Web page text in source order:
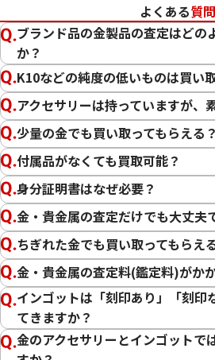
22金（K22）
21.6金（K21.6）
20金（K20）
18金（K18）
14金（K14）
12金（K12）
10金（K10）
金
プラチナ
よくある質問
ブランド品の金製品の査定はどの
か？
K10などの純度の低いものは買い
アクセサリーは持っていますが、
少量の金でも買い取ってもらえる？
付属品がなくても買取可能？
身分証明書はなぜ必要？
金・貴金属の査定だけでも大丈夫
ちぎれた金でも買い取ってもらえ
金・貴金属の査定料(鑑定料)がか
インゴットは「刻印あり」「刻印
てきますか？
金のアクセサリーとインゴットで